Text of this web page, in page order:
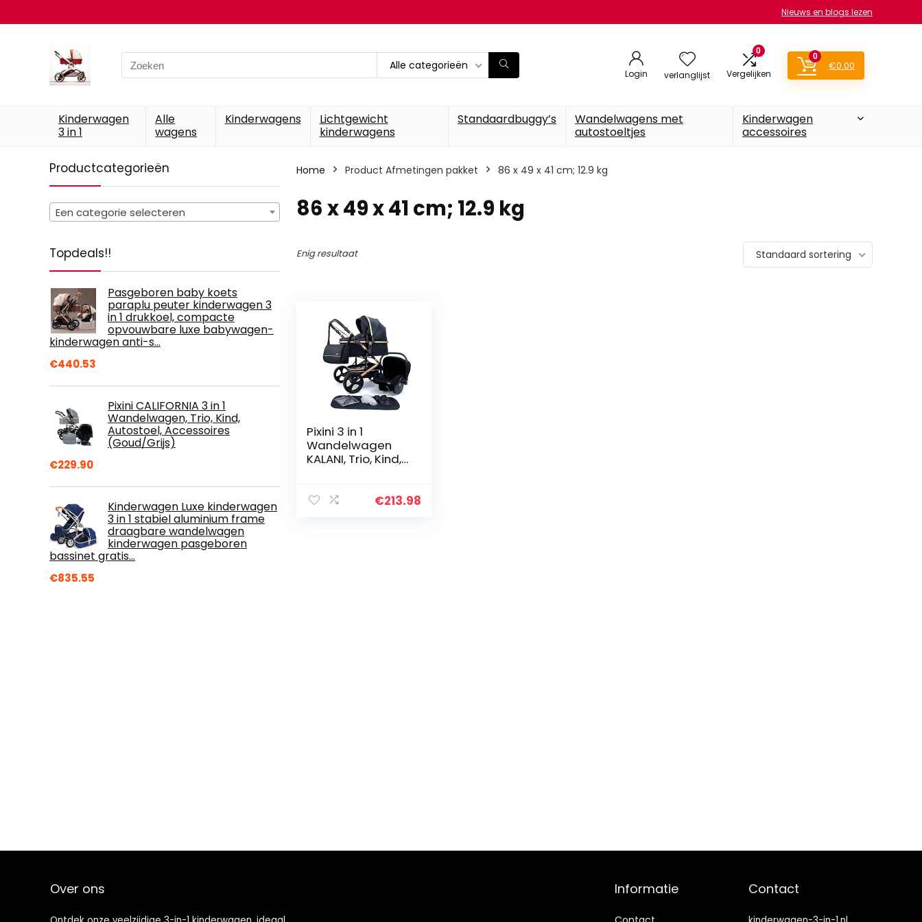
Nieuws en blogs lezen
Search
for:
Alle categorieën
Login verlanglijst
0
Vergelijken
0
€0.00
Kinderwagen
3 in 1
Alle
wagens
Kinderwagens
Lichtgewicht
kinderwagens
Standaardbuggy’s
Wandelwagens met
autostoeltjes
Kinderwagen
accessoires
Productcategorieën
Een categorie selecteren
Topdeals!!
Pasgeboren baby koets
paraplu peuter kinderwagen 3
in 1 drukkoel, compacte
opvouwbare luxe babywagen-
kinderwagen anti-s…
€440.53
Pixini CALIFORNIA 3 in 1
Wandelwagen, Trio, Kind,
Autostoel, Accessoires
(Goud/Grijs)
€229.90
Kinderwagen Luxe kinderwagen
3 in 1 stabiel aluminium frame
draagbare wandelwagen
kinderwagen pasgeboren
bassinet gratis…
€835.55
Home Product Afmetingen pakket ‎86 x 49 x 41 cm; 12.9 kg
‎86 x 49 x 41 cm; 12.9 kg
Enig resultaat Standaard sortering
Pixini 3 in 1
Wandelwagen
KALANI, Trio, Kind,
(Goud/Zwart)
€213.98
Over ons Informatie Contact